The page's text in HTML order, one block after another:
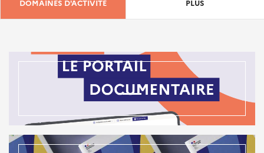
DOMAINES D'ACTIVITÉ PLUS